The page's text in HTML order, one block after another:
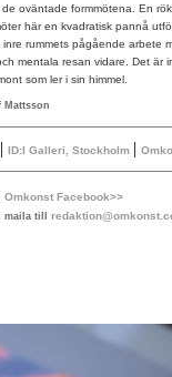
oväntade formmötena. En
här en kvadratisk pannå
rummets pågående arbete
mentala resan vidare. Det är
som ler i sin himmel.
Mattsson
| ID:I Galleri, Stockholm |
Omkonst Facebook>>
maila till